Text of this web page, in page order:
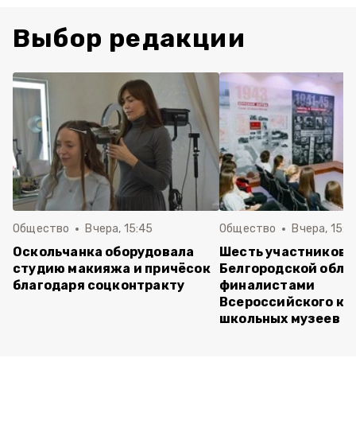
Выбор редакции
Общество Вчера, 15:45
Оскольчанка оборудовала
студию макияжа и причёсок
благодаря соцконтракту
Общество Вчера,
Шесть участников
Белгородской
финалистами
Всероссийского
школьных музеев